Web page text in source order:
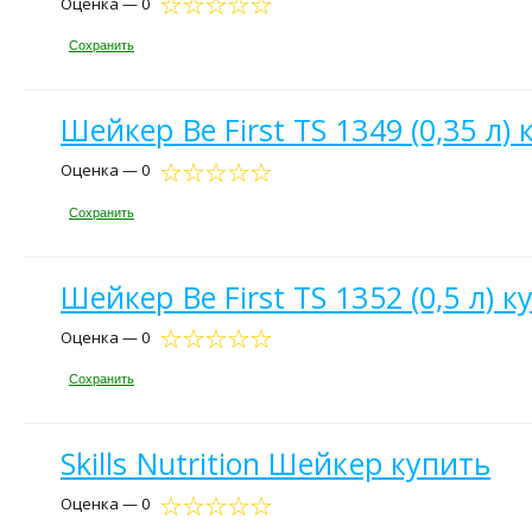
Сохранить
Шейкер Be First TS 1349 (0,35 л)
Оценка — 0
Сохранить
Шейкер Be First TS 1352 (0,5 л)
Оценка — 0
Сохранить
Skills Nutrition Шейкер купить
Оценка — 0